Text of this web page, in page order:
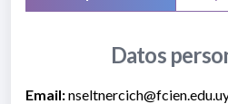
Datos
Email: